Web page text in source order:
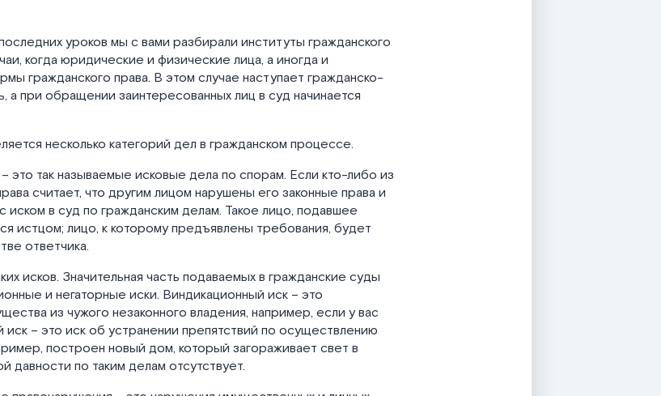
уроков мы с вами разбирали институты гражданского
когда юридические и физические лица, а иногда и
гражданского права. В этом случае наступает гражданско-
а при обращении заинтересованных лиц в суд начинается
несколько категорий дел в гражданском процессе.
это так называемые исковые дела по спорам. Если кто-либо из
считает, что другим лицом нарушены его законные права и
в суд по гражданским делам. Такое лицо, подавшее
истцом; лицо, к которому предъявлены требования, будет
ответчика.
исков. Значительная часть подаваемых в гражданские суды
и негаторные иски. Виндикационный иск – это
из чужого незаконного владения, например, если у вас
иск – это иск об устранении препятствий по осуществлению
построен новый дом, который загораживает свет в
давности по таким делам отсутствует.